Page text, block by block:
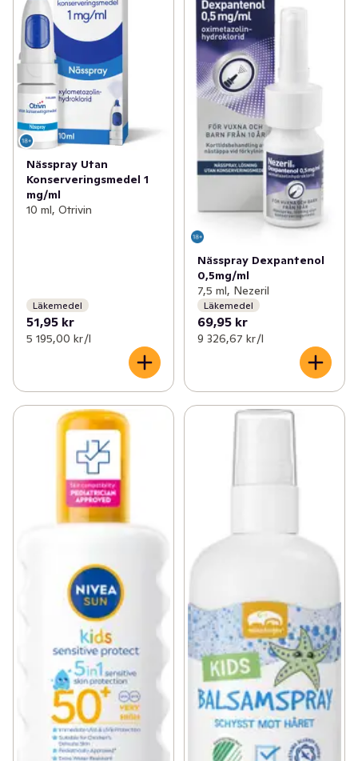
Nässpray Utan
Konserveringsmedel 1
mg/ml
10 ml, Otrivin
Läkemedel
51,95 kr
5 195,00 kr /l
Nässpray Dexpantenol
0,5mg/ml
7,5 ml, Nezeril
Läkemedel
69,95 kr
9 326,67 kr /l